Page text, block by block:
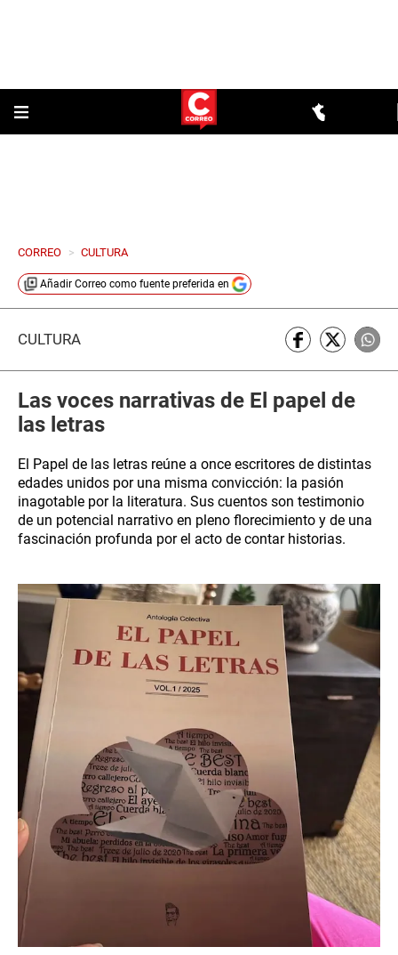
CORREO > CULTURA
Añadir Correo como fuente preferida en
CULTURA
Las voces narrativas de El papel de
las letras
El Papel de las letras reúne a once escritores de distintas
edades unidos por una misma convicción: la pasión
inagotable por la literatura. Sus cuentos son testimonio
de un potencial narrativo en pleno florecimiento y de una
fascinación profunda por el acto de contar historias.